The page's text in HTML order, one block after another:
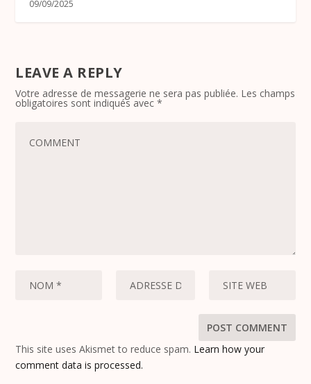
09/09/2025
LEAVE A REPLY
Votre adresse de messagerie ne sera pas publiée. Les champs
obligatoires sont indiqués avec*
This site uses Akismet to reduce spam. Learn how your
comment data is processed.